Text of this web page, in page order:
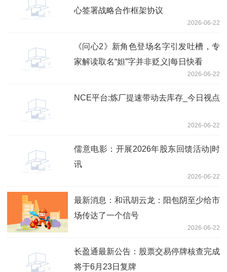
心签署战略合作框架协议
2026-06-22
《问心2》新角色登场名字引发吐槽，专
家解读取名“妲”字并非贬义|每日快看
2026-06-22
NCE平台:炼厂提速带动去库存_今日视点
2026-06-22
儒意电影：开展2026年股东回馈活动|时
讯
2026-06-22
最新消息：和讯胡云龙：阳包阴至少给市
场传达了一个信号
2026-06-22
长盈通最新公告：股票交易停牌核查完成
将于6月23日复牌